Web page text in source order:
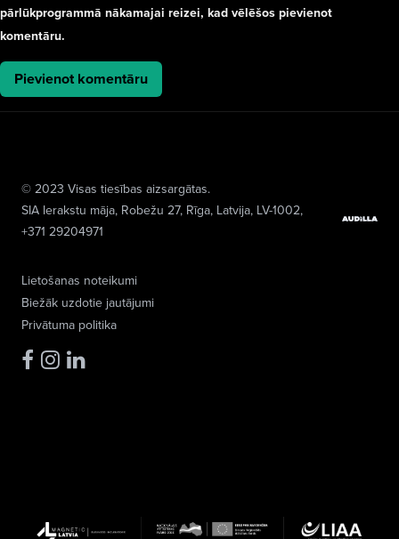
pārlūkprogrammā nākamajai reizei, kad vēlēšos pievienot
komentāru.
Lietošanas noteikumi
Biežāk uzdotie jautājumi
Privātuma politika
© 2023 Visas tiesības aizsargātas.
SIA Ierakstu māja, Robežu 27, Rīga, Latvija, LV-1002,
+371 29204971